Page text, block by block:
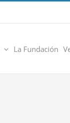
La Fundación